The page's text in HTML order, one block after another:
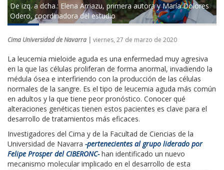
De izq. a dcha.: Elena Arriazu, primera autora y María Dolores
Odero, coordinadora del estudio
Cima Universidad de Navarra | viernes, 27 de marzo de 2020
La leucemia mieloide aguda es una enfermedad muy agresiva
en la que las células proliferan de forma anormal, invadiendo la
médula ósea e interfiriendo con la producción de las células
normales de la sangre. Es el tipo de leucemia aguda más común
en adultos y la que tiene peor pronóstico. Conocer qué
alteraciones genéticas tienen estos pacientes es clave para el
desarrollo de tratamientos más eficaces.
Investigadores del Cima y de la Facultad de Ciencias de la
Universidad de Navarra -pertenecientes al grupo liderado por
Felipe Prosper del CIBERONC-han identificado un nuevo
mecanismo molecular implicado en el desarrollo de esta